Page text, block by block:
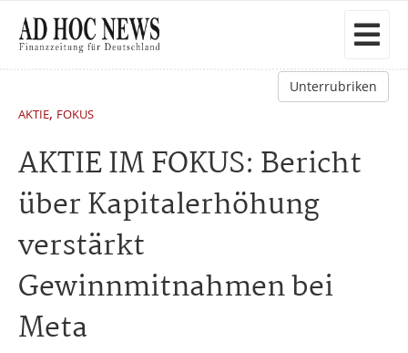
Unterrubriken
AKTIE, FOKUS
AKTIE IM FOKUS: Bericht
über Kapitalerhöhung
verstärkt
Gewinnmitnahmen bei
Meta